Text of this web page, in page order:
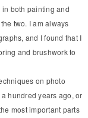
both painting and
two. I am always
and I found that I
and brushwork to
on photo
hundred years ago, or
most important parts